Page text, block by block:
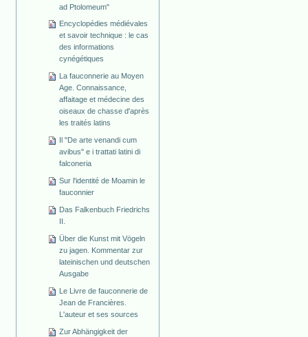
ad Ptolomeum"
Encyclopédies médiévales
et savoir technique : le cas
des informations
cynégétiques
La fauconnerie au Moyen
Age. Connaissance,
affaitage et médecine des
oiseaux de chasse d'après
les traités latins
Il "De arte venandi cum
avibus" e i trattati latini di
falconeria
Sur l'identité de Moamin le
fauconnier
Das Falkenbuch Friedrichs
Über die Kunst mit Vögeln
zu jagen. Kommentar zur
lateinischen und deutschen
Ausgabe
Le Livre de fauconnerie de
Jean de Francières.
L'auteur et ses sources
Zur Abhängigkeit der